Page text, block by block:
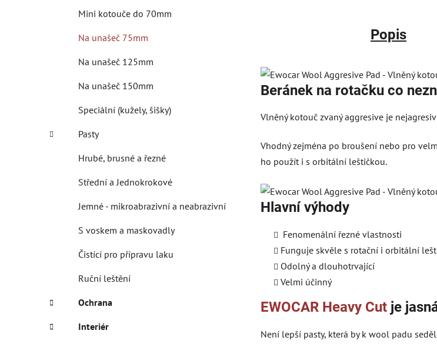
Mini kotouče do 70mm
Na unašeč 75mm
Na unašeč 125mm
Na unašeč 150mm
Speciální (kužely, šišky)
Pasty
Hrubé, brusné a řezné
Střední a Jednokrokové
Jemné - mikroabrazivní a neabrazivní
S voskem a maskovadly
Čistící pro přípravu laku
Ruční leštění
Ochrana
Interiér
Popis
Beránek na rotačku co
Vlněný kotouč zvaný aggresive je
Vhodný zejména po broušení nebo pro
ho použít i s orbitální leštičkou.
Hlavní výhody
Fenomenální řezné vlastnosti
Funguje skvěle s rotační i orbitální
Odolný a dlouhotrvající
Velmi účinný
EWOCAR Heavy Cut je
Není lepší pasty, která by k wool padu